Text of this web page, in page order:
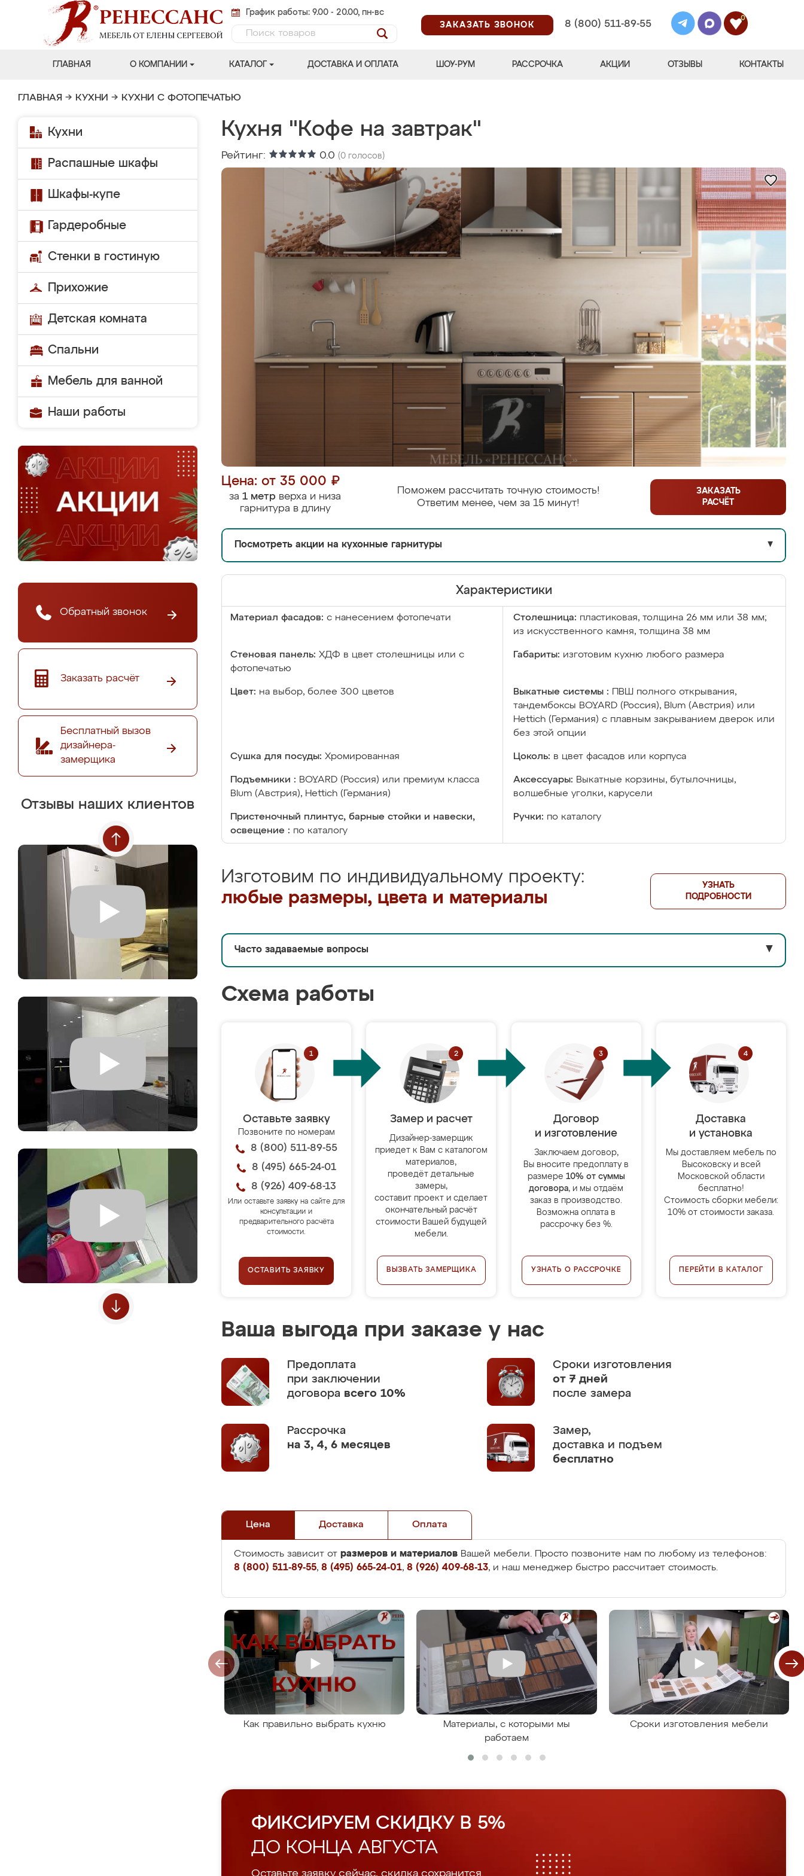
График работы: 9.00 - 20.00, пн-вс
ЗАКАЗАТЬ ЗВОНОК
8 (800) 511-89-55
0
ГЛАВНАЯ О КОМПАНИИ КАТАЛОГ ДОСТАВКА И ОПЛАТА ШОУ-РУМ РАССРОЧКА АКЦИИ ОТЗЫВЫ КОНТАКТЫ
ГЛАВНАЯ → КУХНИ → КУХНИ С ФОТОПЕЧАТЬЮ
Кухни
Распашные шкафы
Шкафы-купе
Гардеробные
Стенки в гостиную
Прихожие
Детская комната
Спальни
Мебель для ванной
Наши работы
Обратный звонок
Заказать расчёт
Бесплатный вызов
дизайнера-
замерщика
Отзывы наших клиентов
Кухня "Кофе на завтрак"
Рейтинг: 0.0 (0 голосов)
Цена: от 35 000 ₽
за 1 метр верха и низа
гарнитура в длину
Поможем рассчитать точную стоимость!
Ответим менее, чем за 15 минут!
ЗАКАЗАТЬ
РАСЧЁТ
Посмотреть акции на кухонные гарнитуры ▼
Характеристики
Материал фасадов: с нанесением фотопечати Столешница: пластиковая, толщина 26 мм или 38 мм;
из искусственного камня, толщина 38 мм
Стеновая панель: ХДФ в цвет столешницы или с
фотопечатью
Габариты: изготовим кухню любого размера
Цвет: на выбор, более 300 цветов Выкатные системы :
ПВШ полного открывания,
тандембоксы BOYARD (Россия), Blum (Австрия) или
Hettich (Германия) с плавным закрыванием дверок или
без этой опции
Сушка для посуды: Хромированная Цоколь: в цвет фасадов или корпуса
Подъемники : BOYARD (Россия) или премиум класса
Blum (Австрия), Hettich (Германия)
Аксессуары: Выкатные корзины, бутылочницы,
волшебные уголки, карусели
Пристеночный плинтус, барные стойки и навески,
освещение : по каталогу
Ручки: по каталогу
Изготовим по индивидуальному проекту:
любые размеры, цвета и материалы
УЗНАТЬ
ПОДРОБНОСТИ
Часто задаваемые вопросы ▼
Схема работы
Оставьте заявку
Позвоните по номерам
8 (800) 511-89-55
8 (495) 665-24-01
8 (926) 409-68-13
Или оставьте заявку на сайте для
консультации и
предварительного расчёта
стоимости.
ОСТАВИТЬ ЗАЯВКУ
Замер и расчет
Дизайнер-замерщик
приедет к Вам с каталогом
материалов,
проведёт детальные
замеры,
составит проект и сделает
окончательный расчёт
стоимости Вашей будущей
мебели.
ВЫЗВАТЬ ЗАМЕРЩИКА
Договор
и изготовление
Заключаем договор,
Вы вносите предоплату в
размере 10% от суммы
договора, и мы отдаём
заказ в производство.
Возможна оплата в
рассрочку без %.
УЗНАТЬ О РАССРОЧКЕ
Доставка
и установка
Мы доставляем мебель по
Высоковску и всей
Московской области
бесплатно!
Стоимость сборки мебели:
10% от стоимости заказа.
ПЕРЕЙТИ В КАТАЛОГ
Ваша выгода при заказе у нас
Предоплата
при заключении
договора всего 10%
Сроки изготовления
от 7 дней
после замера
Рассрочка
на 3, 4, 6 месяцев
Замер,
доставка и подъем
бесплатно
Цена Доставка Оплата
Стоимость зависит от размеров и материалов Вашей мебели. Просто позвоните нам по любому из телефонов:
8 (800) 511-89-55, 8 (495) 665-24-01, 8 (926) 409-68-13, и наш менеджер быстро рассчитает стоимость.
Как правильно выбрать кухню
Материалы, с которыми мы
работаем
Сроки изготовления мебели
ФИКСИРУЕМ СКИДКУ В 5%
ДО КОНЦА АВГУСТА
Оставьте заявку сейчас, скидка сохранится.